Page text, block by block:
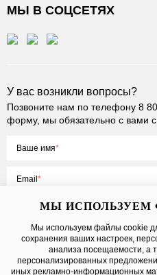
МЫ В СОЦСЕТЯХ
У вас возникли вопросы?
Позвоните нам по телефону 8
форму, мы обязательно с вами
Ваше имя
Email
Нажимая на кнопку «Отправить», вы
оферты, даетесогласие на
МЫ ИСПОЛЬЗУЕМ
Мы используем файлы cookie
сохранения ваших настроек,
анализа посещаемости, а
персонализированных
иных рекламно-информационных